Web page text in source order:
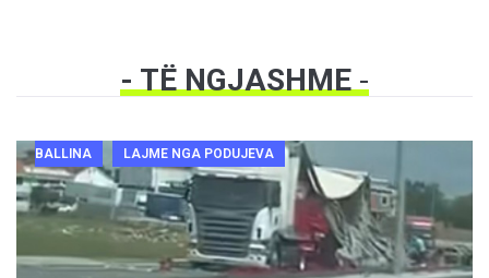
- TË NGJASHME-
BALLINA LAJME NGA PODUJEVA